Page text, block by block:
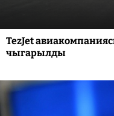
TezJet
чыгарылды